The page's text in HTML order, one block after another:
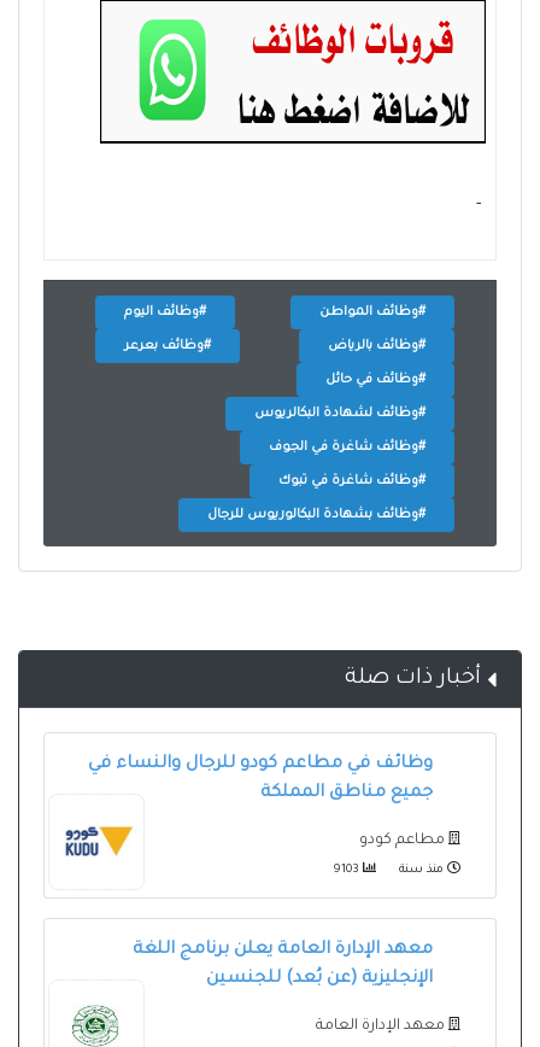
- ‏
#وظائف المواطن #وظائف اليوم
#وظائف بالرياض #وظائف بعرعر
#وظائف في حائل
#وظائف لشهادة البكالريوس
#وظائف شاغرة في الجوف
#وظائف شاغرة في تبوك
#وظائف بشهادة البكالوريوس للرجال
أخبار ذات صلة
وظائف في مطاعم كودو للرجال والنساء في
جميع مناطق المملكة
مطاعم كودو
منذ سنة
معهد الإدارة العامة يعلن برنامج اللغة
الإنجليزية (عن بُعد) للجنسين
معهد الإدارة العامة